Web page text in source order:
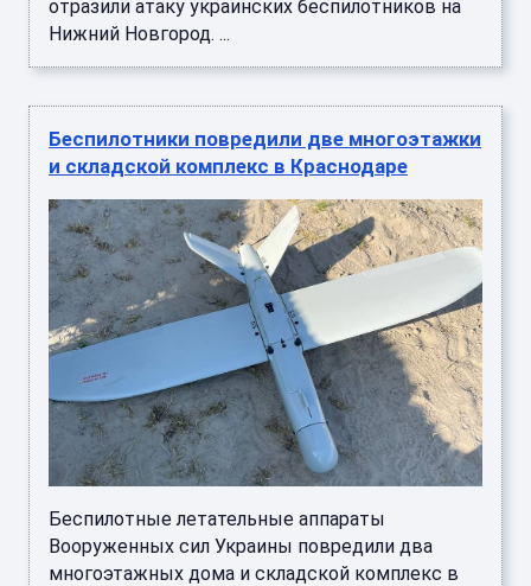
отразили атаку украинских беспилотников на
Нижний Новгород. ...
Беспилотники повредили две многоэтажки
и складской комплекс в Краснодаре
Беспилотные летательные аппараты
Вооруженных сил Украины повредили два
многоэтажных дома и складской комплекс в